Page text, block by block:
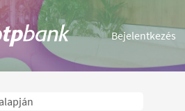
Bejelentkezés